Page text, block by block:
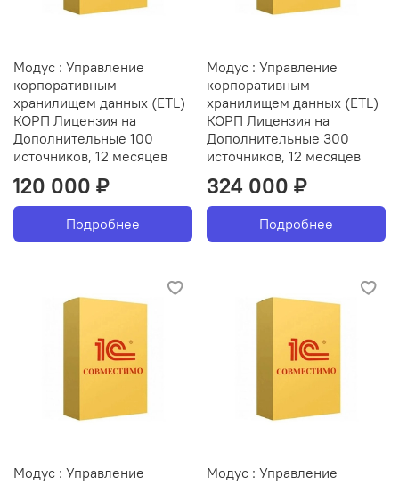
Модус : Управление
корпоративным
хранилищем данных (ETL)
КОРП Лицензия на
Дополнительные 100
источников, 12 месяцев
120 000 ₽
Подробнее
Модус : Управление
корпоративным
хранилищем данных (ETL)
КОРП Лицензия на
Дополнительные 300
источников, 12 месяцев
324 000 ₽
Подробнее
Модус : Управление
Модус : Управление